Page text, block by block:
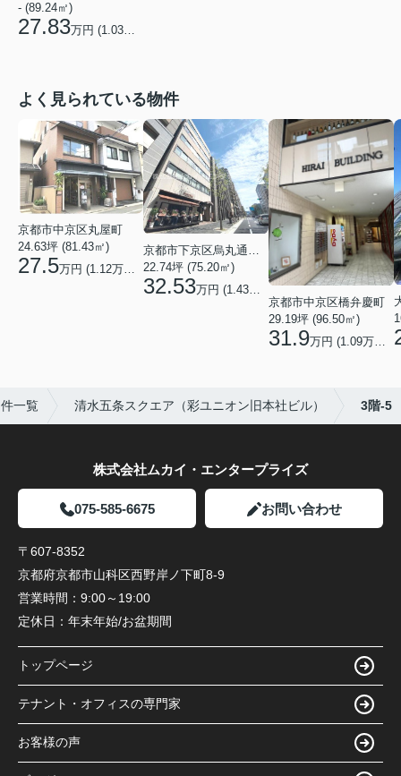
- (89.24㎡)
27.83万円 (1.03万円/坪)
よく見られている物件
京都市中京区丸屋町
24.63坪 (81.43㎡)
27.5万円 (1.12万円/坪)
22.74坪 (75.20㎡)
32.53万円 (1.43万円/坪)
京都市中京区橋弁慶町
29.19坪 (96.50㎡)
31.9万円 (1.09万円/坪)
一覧 清水五条スクエア（彩ユニオン旧本社ビル） 3階-5
株式会社ムカイ・エンタープライズ
075-585-6675 お問い合わせ
〒607-8352
京都府京都市山科区西野岸ノ下町8-9
営業時間： 9:00～19:00
定休日： 年末年始/お盆期間
トップページ
テナント・オフィスの専門家
お客様の声